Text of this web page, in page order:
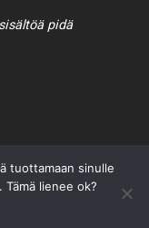
pidä
tuottamaan sinulle
lienee ok?